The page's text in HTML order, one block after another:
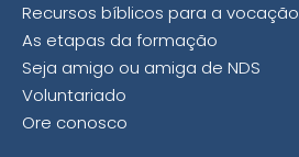
Recursos bíblicos para a vocação
As etapas da formação
Seja amigo ou amiga de NDS
Voluntariado
Ore conosco